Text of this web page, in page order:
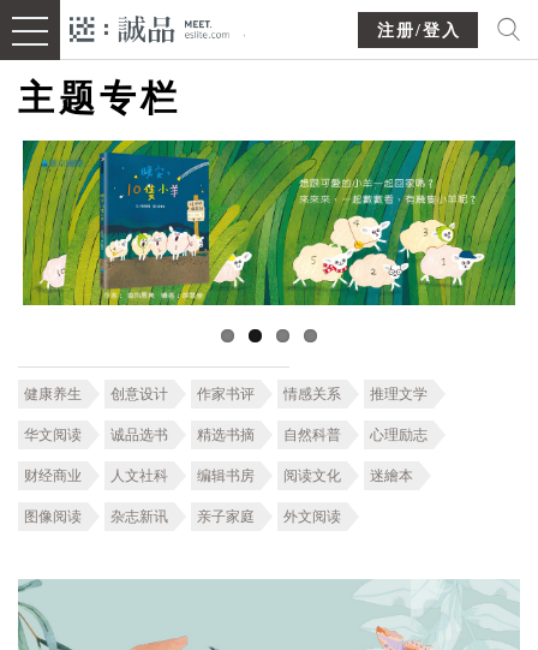
注册/登入
主题专栏
健康养生 创意设计 作家书评 情感关系 推理文学
华文阅读 诚品选书 精选书摘 自然科普 心理励志
财经商业 人文社科 编辑书房 阅读文化 迷繪本
图像阅读 杂志新讯 亲子家庭 外文阅读